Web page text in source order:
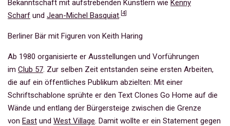
Bekanntschaft mit aufstrebenden Künstlern wie Kenny
Scharf und Jean-Michel Basquiat. 4
Berliner Bär mit Figuren von Keith Haring
Ab 1980 organisierte er Ausstellungen und Vorführungen
im Club 57. Zur selben Zeit entstanden seine ersten Arbeiten,
die auf ein öffentliches Publikum abzielten: Mit einer
Schriftschablone sprühte er den Text Clones Go Home auf die
Wände und entlang der Bürgersteige zwischen die Grenze
von East und West Village. Damit wollte er ein Statement gegen